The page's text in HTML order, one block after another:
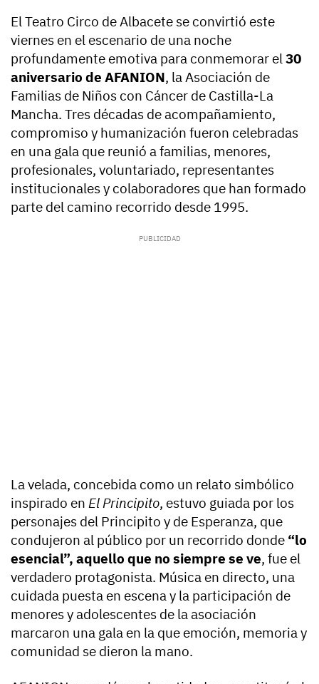
El Teatro Circo de Albacete se convirtió este
viernes en el escenario de una noche
profundamente emotiva para conmemorar el30
aniversario de AFANION, la Asociación de
Familias de Niños con Cáncer de Castilla-La
Mancha. Tres décadas de acompañamiento,
compromiso y humanización fueron celebradas
en una gala que reunió a familias, menores,
profesionales, voluntariado, representantes
institucionales y colaboradores que han formado
parte del camino recorrido desde 1995.
La velada, concebida como un relato simbólico
inspirado en El Principito, estuvo guiada por los
personajes del Principito y de Esperanza, que
condujeron al público por un recorrido donde “lo
esencial”, aquello que no siempre se ve, fue el
verdadero protagonista. Música en directo, una
cuidada puesta en escena y la participación de
menores y adolescentes de la asociación
marcaron una gala en la que emoción, memoria y
comunidad se dieron la mano.